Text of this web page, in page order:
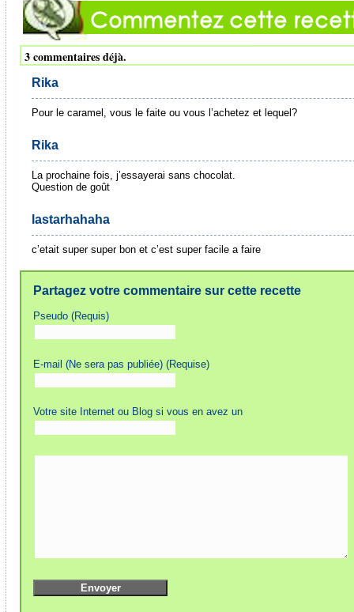
3 commentaires déjà.
Rika
Pour le caramel, vous le faite ou vous l’achetez et lequel?
Rika
La prochaine fois, j’essayerai sans chocolat.
Question de goût
lastarhahaha
c’etait super super bon et c’est super facile a faire
Partagez votre commentaire sur cette recette
Pseudo (Requis)
E-mail (Ne sera pas publiée) (Requise)
Votre site Internet ou Blog si vous en avez un